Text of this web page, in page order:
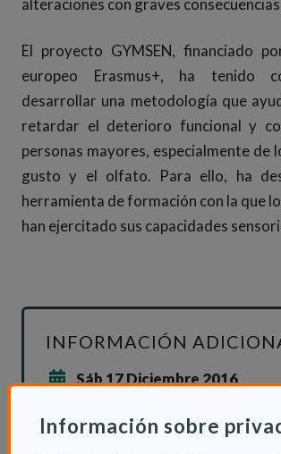
Información sobre
alteraciones con graves
El proyecto GYMSEN, financiado
europeo Erasmus+, ha tenido
desarrollar una metodología que
retardar el deterioro funcional y
personas mayores, especialmente de
gusto y el olfato. Para ello, ha
herramienta de formación con la que
han ejercitado sus capacidades
INFORMACIÓN
Sáb 17 Diciembre 2016